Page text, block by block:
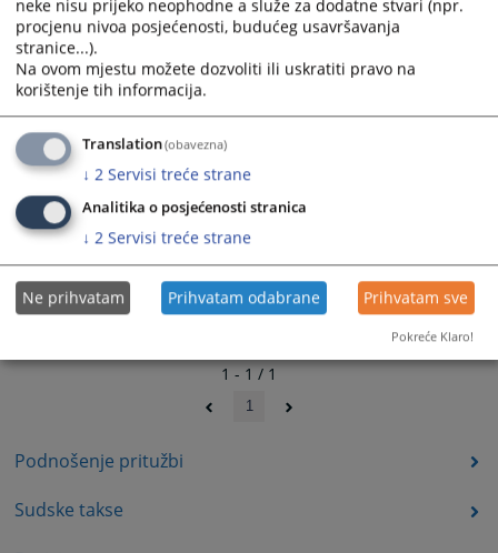
Podnošenje pritužbi
Sudske takse
1 - 1 / 1
1
neke nisu prijeko neophodne a služe za dodatne stvari (npr.
procjenu nivoa posjećenosti, budućeg usavršavanja
stranice...).
Na ovom mjestu možete dozvoliti ili uskratiti pravo na
korištenje tih informacija.
Translation(obavezna)
↓ 2 Servisi treće strane
Analitika o posjećenosti stranica
↓ 2 Servisi treće strane
Ne prihvatam Prihvatam odabrane Prihvatam sve
Pokreće Klaro!